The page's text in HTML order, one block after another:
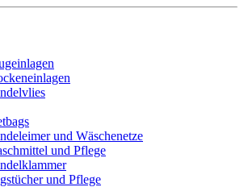
und Wäschenetze
und Pflege
und Pflege